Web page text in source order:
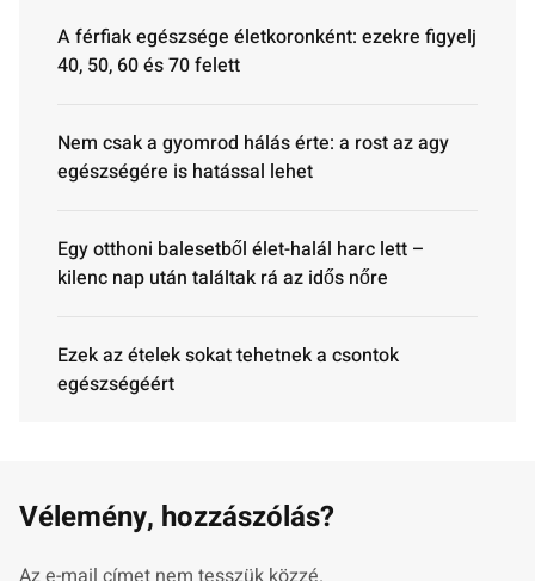
A férfiak egészsége életkoronként: ezekre figyelj
40, 50, 60 és 70 felett
Nem csak a gyomrod hálás érte: a rost az agy
egészségére is hatással lehet
Egy otthoni balesetből élet-halál harc lett –
kilenc nap után találtak rá az idős nőre
Ezek az ételek sokat tehetnek a csontok
egészségéért
Vélemény, hozzászólás?